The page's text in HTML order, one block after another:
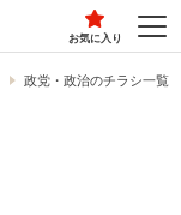
お気に入り
政党・政治のチラシ一覧